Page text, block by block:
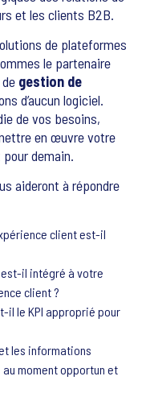
et les clients B2B.
de plateformes
le partenaire
gestion de
d’aucun logiciel.
de vos besoins,
en œuvre votre
demain.
aideront à répondre
client est-il
il intégré à votre
client ?
il le KPI approprié pour
les informations
moment opportun et